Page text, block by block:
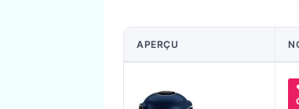
APERÇU